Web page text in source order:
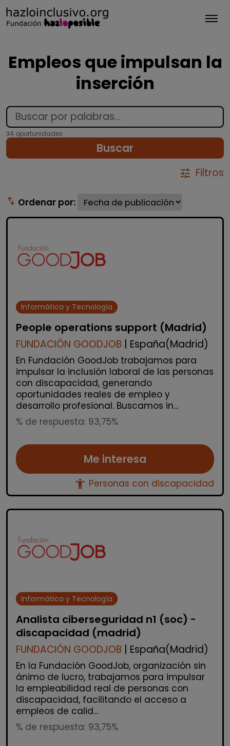
Empleos que impulsan la
inserción
34 oportunidades
Buscar
tune Filtros
swap_vert Ordenar por:
Informática y Tecnología
People operations support (Madrid)
FUNDACIÓN GOODJOB | España(Madrid)
En Fundación GoodJob trabajamos para
impulsar la inclusión laboral de las personas
con discapacidad, generando
oportunidades reales de empleo y
desarrollo profesional. Buscamos in...
% de respuesta: 93,75%
Me interesa
accessibility_new Personas con discapacidad
Informática y Tecnología
Analista ciberseguridad n1 (soc) -
discapacidad (madrid)
FUNDACIÓN GOODJOB | España(Madrid)
En la Fundación GoodJob, organización sin
ánimo de lucro, trabajamos para impulsar
la empleabilidad real de personas con
discapacidad, facilitando el acceso a
empleos de calid...
% de respuesta: 93,75%